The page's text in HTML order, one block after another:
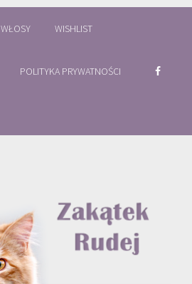
WŁOSY WISHLIST
POLITYKA PRYWATNOŚCI